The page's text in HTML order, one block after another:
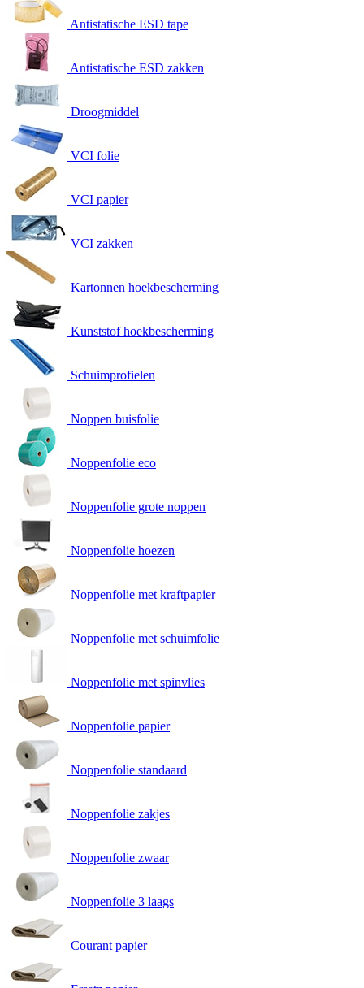
Antistatische ESD tape
Antistatische ESD zakken
Droogmiddel
VCI folie
VCI papier
VCI zakken
Kartonnen hoekbescherming
Kunststof hoekbescherming
Schuimprofielen
Noppen buisfolie
Noppenfolie eco
Noppenfolie grote noppen
Noppenfolie hoezen
Noppenfolie met kraftpapier
Noppenfolie met schuimfolie
Noppenfolie met spinvlies
Noppenfolie papier
Noppenfolie standaard
Noppenfolie zakjes
Noppenfolie zwaar
Noppenfolie 3 laags
Courant papier